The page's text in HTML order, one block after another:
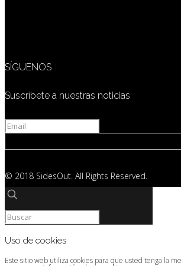
SÍGUENOS
Suscríbete a nuestras noticias
© 2018 SidesOut. All Rights Reserved.
Uso de cookies
Este sitio web utiliza cookies para que usted tenga la